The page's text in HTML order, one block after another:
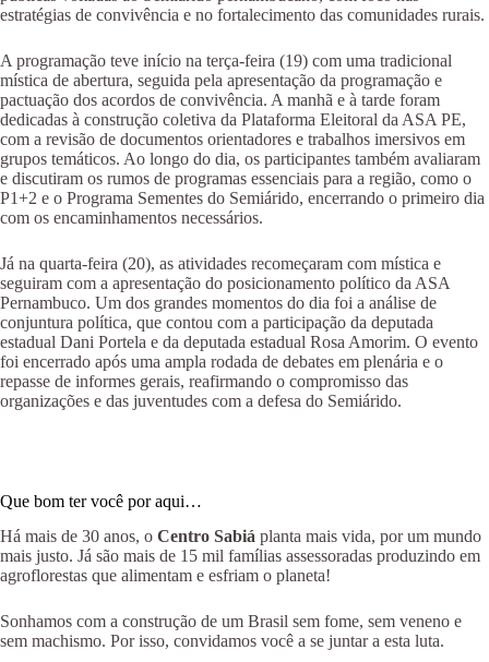
estratégias de convivência e no fortalecimento das comunidades rurais.
A programação teve início na terça-feira (19) com uma tradicional
mística de abertura, seguida pela apresentação da programação e
pactuação dos acordos de convivência. A manhã e à tarde foram
dedicadas à construção coletiva da Plataforma Eleitoral da ASA PE,
com a revisão de documentos orientadores e trabalhos imersivos em
grupos temáticos. Ao longo do dia, os participantes também avaliaram
e discutiram os rumos de programas essenciais para a região, como o
P1+2 e o Programa Sementes do Semiárido, encerrando o primeiro dia
com os encaminhamentos necessários.
Já na quarta-feira (20), as atividades recomeçaram com mística e
seguiram com a apresentação do posicionamento político da ASA
Pernambuco. Um dos grandes momentos do dia foi a análise de
conjuntura política, que contou com a participação da deputada
estadual Dani Portela e da deputada estadual Rosa Amorim. O evento
foi encerrado após uma ampla rodada de debates em plenária e o
repasse de informes gerais, reafirmando o compromisso das
organizações e das juventudes com a defesa do Semiárido.
Que bom ter você por aqui…
Há mais de 30 anos, o Centro Sabiá planta mais vida, por um mundo
mais justo. Já são mais de 15 mil famílias assessoradas produzindo em
agroflorestas que alimentam e esfriam o planeta!
Sonhamos com a construção de um Brasil sem fome, sem veneno e
sem machismo. Por isso, convidamos você a se juntar a esta luta.